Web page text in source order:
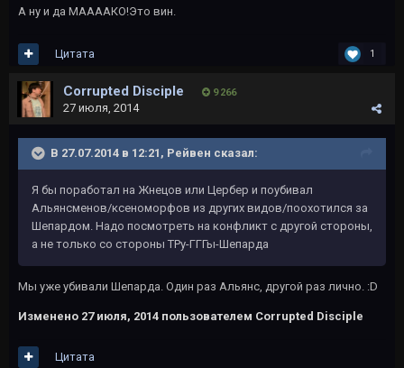
А ну и да МААААКО!Это вин.
1
Цитата
Corrupted Disciple 9 266
27 июля, 2014
В 27.07.2014 в 12:21, Рейвeн сказал:
Я бы поработал на Жнецов или Цербер и поубивал
Альянсменов/ксеноморфов из других видов/поохотился за
Шепардом. Надо посмотреть на конфликт с другой стороны,
а не только со стороны ТРу-ГГГы-Шепарда
Мы уже убивали Шепарда. Один раз Альянс, другой раз лично. :D
Изменено 27 июля, 2014 пользователем Corrupted Disciple
Цитата